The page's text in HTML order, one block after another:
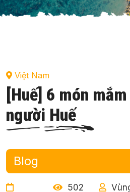
Việt Nam
[Huế] 6 món
người Huế
Blog
502